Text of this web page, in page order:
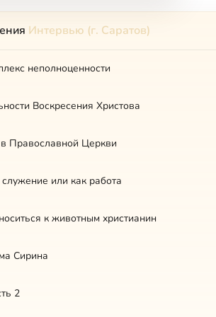
Интервью (г. Саратов)
неполноценности
Воскресения Христова
Православной Церкви
или как работа
к животным христианин
Сирина
2